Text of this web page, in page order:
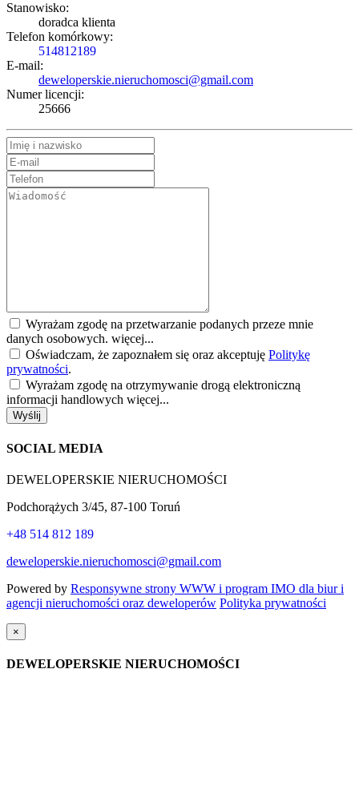
Stanowisko:
doradca klienta
Telefon komórkowy:
514812189
E-mail:
deweloperskie.nieruchomosci@gmail.com
Numer licencji:
25666
Wyrażam zgodę na przetwarzanie podanych przeze mnie
danych osobowych. więcej...
Oświadczam, że zapoznałem się oraz akceptuję Politykę
prywatności.
Wyrażam zgodę na otrzymywanie drogą elektroniczną
informacji handlowych więcej...
Wyślij
SOCIAL MEDIA
DEWELOPERSKIE NIERUCHOMOŚCI
Podchorążych 3/45, 87-100 Toruń
+48 514 812 189
deweloperskie.nieruchomosci@gmail.com
Powered by Responsywne strony WWW i program IMO dla biur i
agencji nieruchomości oraz deweloperów Polityka prywatności
×
DEWELOPERSKIE NIERUCHOMOŚCI